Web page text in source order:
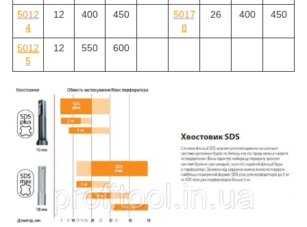
5012
4
12 400 450
5017
8
26 400 450
5012
5
12 550 600